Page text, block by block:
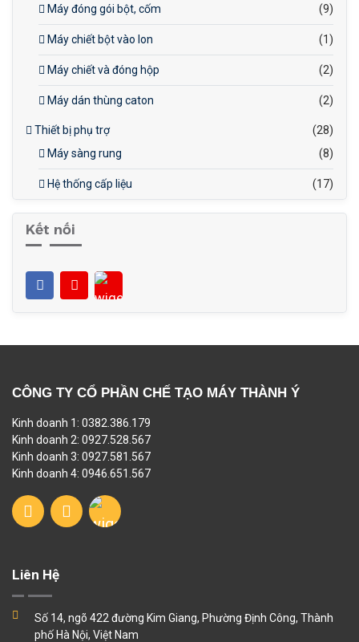
Máy đóng gói bột, cốm (9)
Máy chiết bột vào lon (1)
Máy chiết và đóng hộp (2)
Máy dán thùng caton (2)
Thiết bị phụ trợ
(28)
Máy sàng rung
(8)
Hệ thống cấp liệu (17)
Kết nối
CÔNG TY CỔ PHẦN CHẾ TẠO MÁY THÀNH Ý
Kinh doanh 1: 0382.386.179
Kinh doanh 2: 0927.528.567
Kinh doanh 3: 0927.581.567
Kinh doanh 4: 0946.651.567
Liên Hệ
Số 14, ngõ 422 đường Kim Giang, Phường Định Công, Thành
phố Hà Nội, Việt Nam